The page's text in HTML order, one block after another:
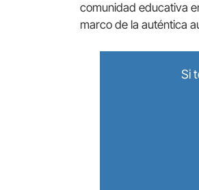
comunidad educativa
marco de la auténtica
Si